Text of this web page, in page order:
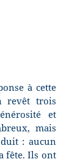
à cette
revêt trois
et
mais
: aucun
fête. Ils ont